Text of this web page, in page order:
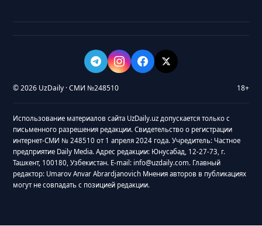
© 2026 UzDaily · СМИ №248510 18+
Использование материалов сайта UzDaily.uz допускается только с
письменного разрешения редакции. Свидетельство о регистрации
интернет-СМИ № 248510 от 1 апреля 2024 года. Учредитель: Частное
предприятие Daily Media. Адрес редакции: Юнусабад, 12-27-73, г.
Ташкент, 100180, Узбекистан. E-mail: info@uzdaily.com. Главный
редактор: Umarov Anvar Abrardjanovich Мнения авторов в публикациях
могут не совпадать с позицией редакции.